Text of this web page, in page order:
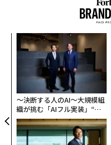
〜決断する人のAI〜大規模組
織が挑む「AIフル実装」“使
う”企業から“動く”企業へ【N
TTドコモビジネス×PwC】